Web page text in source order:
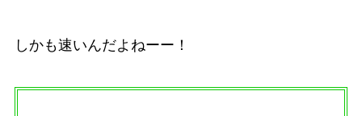
しかも速いんだよねーー！